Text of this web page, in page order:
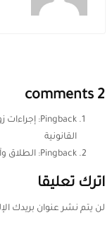
2 comments
Pingback: إجراءات
القانونية
Pingback: الطلاق
اترك تعليقا
لن يتم نشر عنوان بريدك